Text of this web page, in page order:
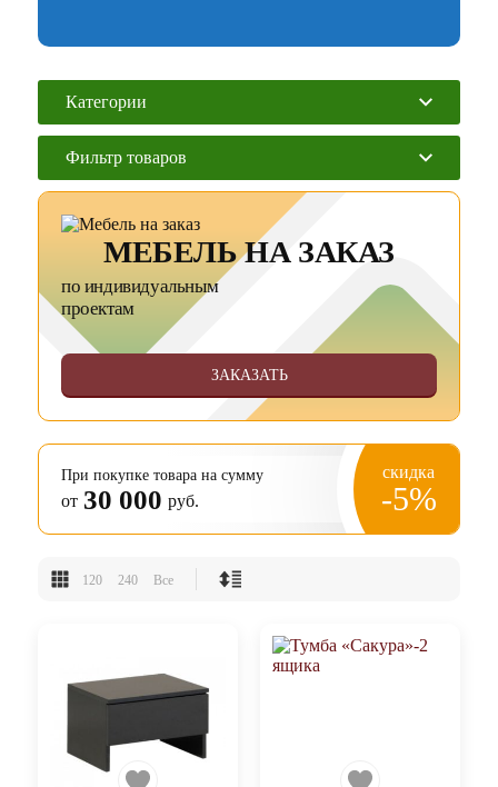
Категории
Фильтр товаров
МЕБЕЛЬ НА ЗАКАЗ
по индивидуальным
проектам
ЗАКАЗАТЬ
При покупке товара на сумму
от 30 000 руб.
скидка
-5%
120 240 Все